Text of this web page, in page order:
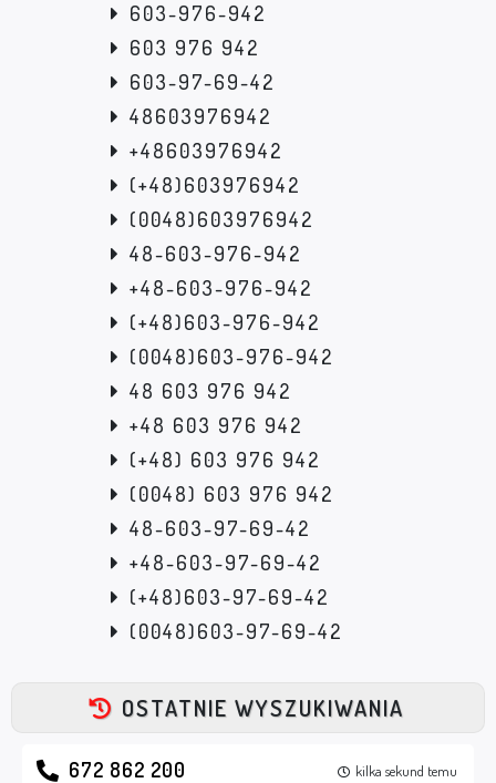
603-976-942
603 976 942
603-97-69-42
48603976942
+48603976942
(+48)603976942
(0048)603976942
48-603-976-942
+48-603-976-942
(+48)603-976-942
(0048)603-976-942
48 603 976 942
+48 603 976 942
(+48) 603 976 942
(0048) 603 976 942
48-603-97-69-42
+48-603-97-69-42
(+48)603-97-69-42
(0048)603-97-69-42
OSTATNIE WYSZUKIWANIA
672 862 200 kilka sekund temu